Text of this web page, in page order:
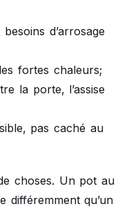
d’arrosage
fortes chaleurs;
la porte, l’assise
pas caché au
choses. Un pot au
différemment qu’un